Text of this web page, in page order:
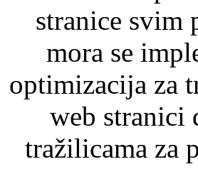
stranice svim
mora se
optimizacija za
web stranici
tražilicama za